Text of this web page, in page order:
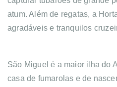
atum. Além de regatas, a
agradáveis e tranquilos
São Miguel é a maior ilha do
casa de fumarolas e de